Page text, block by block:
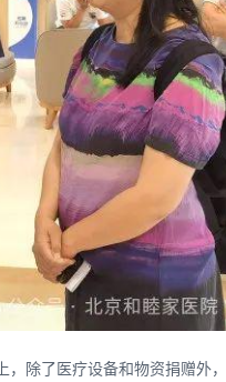
除了医疗设备和物资捐赠外，